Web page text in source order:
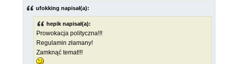
ufokking napisał(a):
hepik napisał(a):
Prowokacja polityczna!!!
Regulamin złamany!
Zamknąć temat!!!